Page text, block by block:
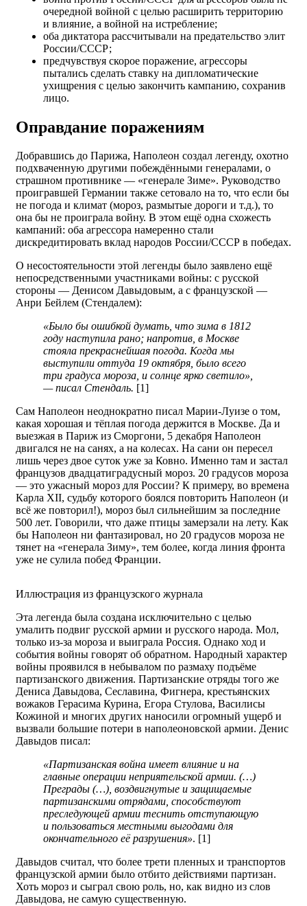
очередной войной с целью расширить территорию
и влияние, а войной на истребление;
оба диктатора рассчитывали на предательство элит
России/СССР;
предчувствуя скорое поражение, агрессоры
пытались сделать ставку на дипломатические
ухищрения с целью закончить кампанию, сохранив
лицо.
Оправдание поражениям
Добравшись до Парижа, Наполеон создал легенду, охотно
подхваченную другими побеждёнными генералами, о
страшном противнике — «генерале Зиме». Руководство
проигравшей Германии также сетовало на то, что если бы
не погода и климат (мороз, размытые дороги и т.д.), то
она бы не проиграла войну. В этом ещё одна схожесть
кампаний: оба агрессора намеренно стали
дискредитировать вклад народов России/СССР в победах.
О несостоятельности этой легенды было заявлено ещё
непосредственными участниками войны: с русской
стороны — Денисом Давыдовым, а с французской —
Анри Бейлем (Стендалем):
«Было бы ошибкой думать, что зима в 1812
году наступила рано; напротив, в Москве
стояла прекраснейшая погода. Когда мы
выступили оттуда 19 октября, было всего
три градуса мороза, и солнце ярко светило»,
— писал Стендаль. [1]
Сам Наполеон неоднократно писал Марии-Луизе о том,
какая хорошая и тёплая погода держится в Москве. Да и
выезжая в Париж из Сморгони, 5 декабря Наполеон
двигался не на санях, а на колесах. На сани он пересел
лишь через двое суток уже за Ковно. Именно там и застал
французов двадцатиградусный мороз. 20 градусов мороза
— это ужасный мороз для России? К примеру, во времена
Карла XII, судьбу которого боялся повторить Наполеон (и
всё же повторил!), мороз был сильнейшим за последние
500 лет. Говорили, что даже птицы замерзали на лету. Как
бы Наполеон ни фантазировал, но 20 градусов мороза не
тянет на «генерала Зиму», тем более, когда линия фронта
уже не сулила побед Франции.
Иллюстрация из французского журнала
Эта легенда была создана исключительно с целью
умалить подвиг русской армии и русского народа. Мол,
только из-за мороза и выиграла Россия. Однако ход и
события войны говорят об обратном. Народный характер
войны проявился в небывалом по размаху подъёме
партизанского движения. Партизанские отряды того же
Дениса Давыдова, Сеславина, Фигнера, крестьянских
вожаков Герасима Курина, Егора Стулова, Василисы
Кожиной и многих других наносили огромный ущерб и
вызвали большие потери в наполеоновской армии. Денис
Давыдов писал:
«Партизанская война имеет влияние и на
главные операции неприятельской армии. (…)
Преграды (…), воздвигнутые и защищаемые
партизанскими отрядами, способствуют
преследующей армии теснить отступающую
и пользоваться местными выгодами для
окончательного её разрушения». [1]
Давыдов считал, что более трети пленных и транспортов
французской армии было отбито действиями партизан.
Хоть мороз и сыграл свою роль, но, как видно из слов
Давыдова, не самую существенную.